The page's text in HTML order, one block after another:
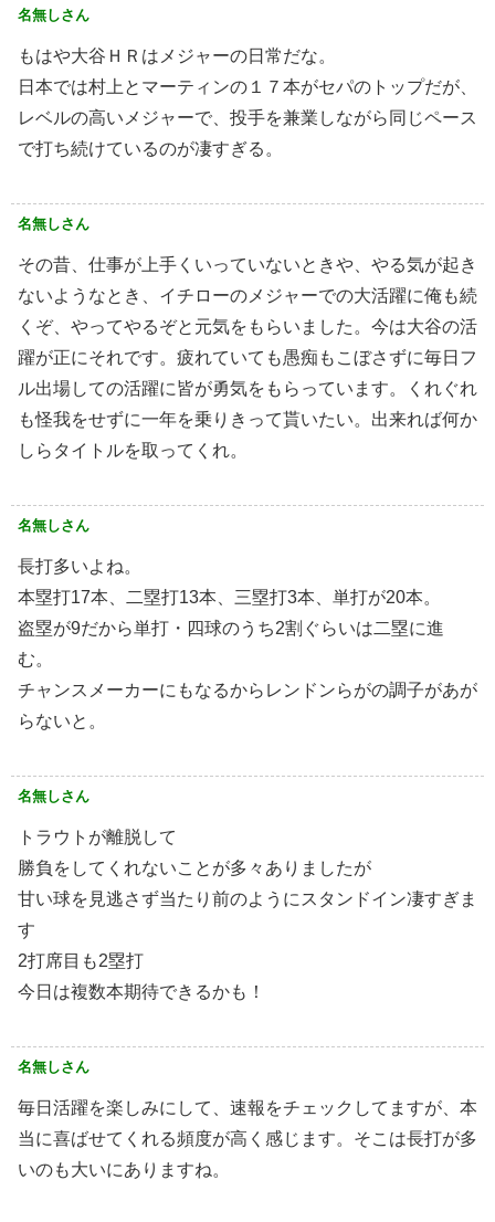
名無しさん
もはや大谷ＨＲはメジャーの日常だな。
日本では村上とマーティンの１７本がセパのトップだが、
レベルの高いメジャーで、投手を兼業しながら同じペース
で打ち続けているのが凄すぎる。
名無しさん
その昔、仕事が上手くいっていないときや、やる気が起き
ないようなとき、イチローのメジャーでの大活躍に俺も続
くぞ、やってやるぞと元気をもらいました。今は大谷の活
躍が正にそれです。疲れていても愚痴もこぼさずに毎日フ
ル出場しての活躍に皆が勇気をもらっています。くれぐれ
も怪我をせずに一年を乗りきって貰いたい。出来れば何か
しらタイトルを取ってくれ。
名無しさん
長打多いよね。
本塁打17本、二塁打13本、三塁打3本、単打が20本。
盗塁が9だから単打・四球のうち2割ぐらいは二塁に進
む。
チャンスメーカーにもなるからレンドンらがの調子があが
らないと。
名無しさん
トラウトが離脱して
勝負をしてくれないことが多々ありましたが
甘い球を見逃さず当たり前のようにスタンドイン凄すぎま
す
2打席目も2塁打
今日は複数本期待できるかも！
名無しさん
毎日活躍を楽しみにして、速報をチェックしてますが、本
当に喜ばせてくれる頻度が高く感じます。そこは長打が多
いのも大いにありますね。